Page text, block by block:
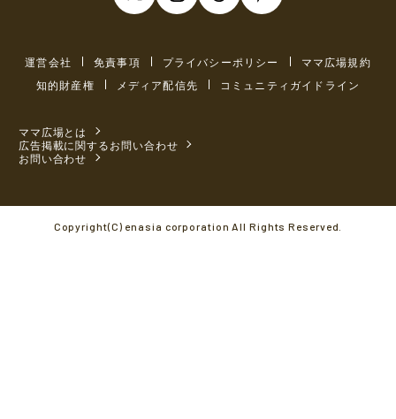
運営会社 免責事項 プライバシーポリシー
ママ広場規約
知的財産権
メディア配信先 コミュニティガイドライン
ママ広場とは
広告掲載に関するお問い合わせ
お問い合わせ
Copyright(C) enasia corporation All Rights Reserved.